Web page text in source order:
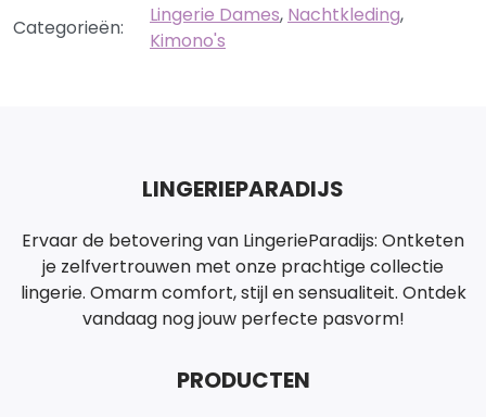
Categorieën:
Lingerie Dames, Nachtkleding,
Kimono's
LINGERIEPARADIJS
Ervaar de betovering van LingerieParadijs: Ontketen
je zelfvertrouwen met onze prachtige collectie
lingerie. Omarm comfort, stijl en sensualiteit. Ontdek
vandaag nog jouw perfecte pasvorm!
PRODUCTEN